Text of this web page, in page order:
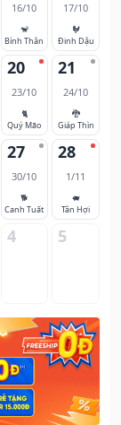
16/10
🐒
Bính Thân
17/10
🐓
Đinh Dậu
20
23/10
🐈
Quý Mão
21
24/10
🐉
Giáp Thìn
27
30/10
🐕
Canh Tuất
28
1/11
🐖
Tân Hợi
4 5